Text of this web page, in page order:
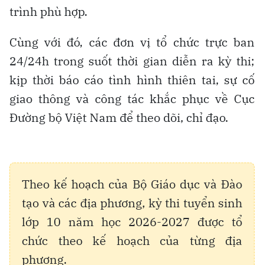
trình phù hợp.
Cùng với đó, các đơn vị tổ chức trực ban
24/24h trong suốt thời gian diễn ra kỳ thi;
kịp thời báo cáo tình hình thiên tai, sự cố
giao thông và công tác khắc phục về Cục
Đường bộ Việt Nam để theo dõi, chỉ đạo.
Theo kế hoạch của Bộ Giáo dục và Đào
tạo và các địa phương, kỳ thi tuyển sinh
lớp 10 năm học 2026-2027 được tổ
chức theo kế hoạch của từng địa
phương.